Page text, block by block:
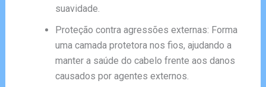
suavidade.
Proteção contra agressões externas: Forma
uma camada protetora nos fios, ajudando a
manter a saúde do cabelo frente aos danos
causados por agentes externos.